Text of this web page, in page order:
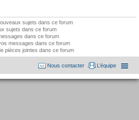
sujets dans ce forum
sujets dans ce forum
dans ce forum
messages dans ce forum
pièces jointes dans ce forum
L’équipe
Nous contacter